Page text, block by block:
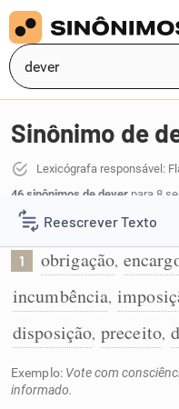
Reescrever Texto
Resumir Texto
Corrigir Texto
Detector de IA
Sinônimo de
Lexicógrafa responsável:
46 sinônimos de dever para 8
Obrigação:
1 obrigação,
incumbência,
disposição, preceito,
Exemplo: Vote com
informado.